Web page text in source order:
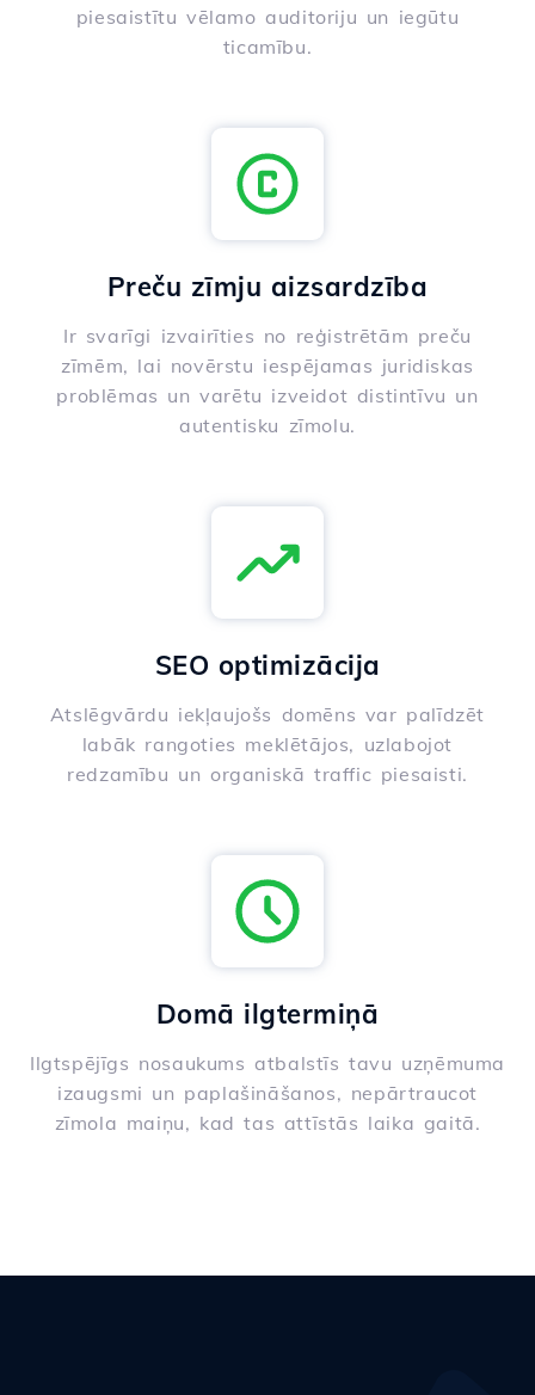
piesaistītu vēlamo auditoriju un iegūtu
ticamību.
Preču zīmju aizsardzība
Ir svarīgi izvairīties no reģistrētām preču
zīmēm, lai novērstu iespējamas juridiskas
problēmas un varētu izveidot distintīvu un
autentisku zīmolu.
SEO optimizācija
Atslēgvārdu iekļaujošs domēns var palīdzēt
labāk rangoties meklētājos, uzlabojot
redzamību un organiskā traffic piesaisti.
Domā ilgtermiņā
Ilgtspējīgs nosaukums atbalstīs tavu uzņēmuma
izaugsmi un paplašināšanos, nepārtraucot
zīmola maiņu, kad tas attīstās laika gaitā.